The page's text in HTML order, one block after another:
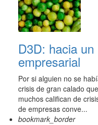
D3D: hacia
empresarial
Por si alguien no se
crisis de gran calado
muchos califican de
de empresas conve...
bookmark_border